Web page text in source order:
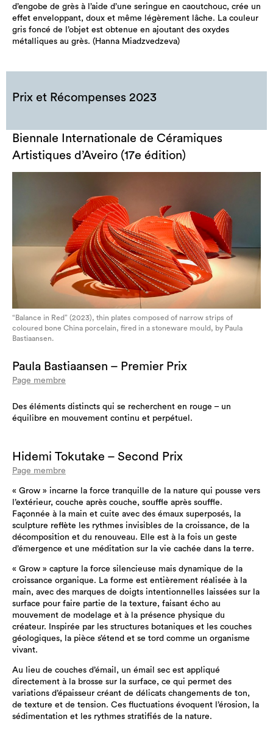
d’engobe de grès à l’aide d’une seringue en caoutchouc, crée un
effet enveloppant, doux et même légèrement lâche. La couleur
gris foncé de l’objet est obtenue en ajoutant des oxydes
métalliques au grès. (Hanna Miadzvedzeva)
Prix et Récompenses 2023
Biennale Internationale de Céramiques
Artistiques d’Aveiro (17e édition)
“Balance in Red” (2023), thin plates composed of narrow strips of
coloured bone China porcelain, fired in a stoneware mould, by Paula
Bastiaansen.
Paula Bastiaansen – Premier Prix
Page membre
Des éléments distincts qui se recherchent en rouge – un
équilibre en mouvement continu et perpétuel.
Hidemi Tokutake – Second Prix
Page membre
« Grow » incarne la force tranquille de la nature qui pousse vers
l’extérieur, couche après couche, souffle après souffle.
Façonnée à la main et cuite avec des émaux superposés, la
sculpture reflète les rythmes invisibles de la croissance, de la
décomposition et du renouveau. Elle est à la fois un geste
d’émergence et une méditation sur la vie cachée dans la terre.
« Grow » capture la force silencieuse mais dynamique de la
croissance organique. La forme est entièrement réalisée à la
main, avec des marques de doigts intentionnelles laissées sur la
surface pour faire partie de la texture, faisant écho au
mouvement de modelage et à la présence physique du
créateur. Inspirée par les structures botaniques et les couches
géologiques, la pièce s’étend et se tord comme un organisme
vivant.
Au lieu de couches d’émail, un émail sec est appliqué
directement à la brosse sur la surface, ce qui permet des
variations d’épaisseur créant de délicats changements de ton,
de texture et de tension. Ces fluctuations évoquent l’érosion, la
sédimentation et les rythmes stratifiés de la nature.